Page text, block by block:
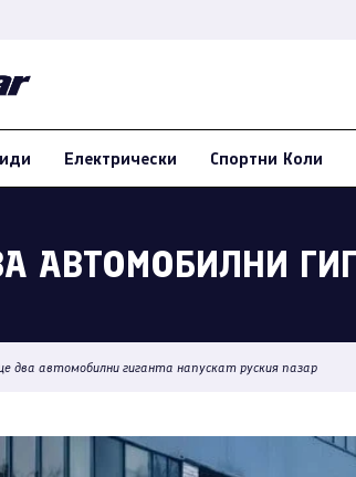
Електрически Спортни Коли
АВТОМОБИЛНИ
два автомобилни гиганта напускат руския пазар